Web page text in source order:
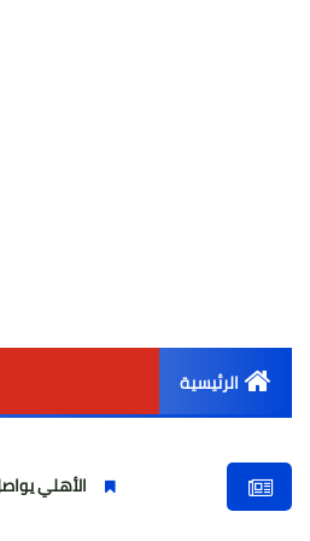
الرئيسية
الأهلي يواصل تحضيراته